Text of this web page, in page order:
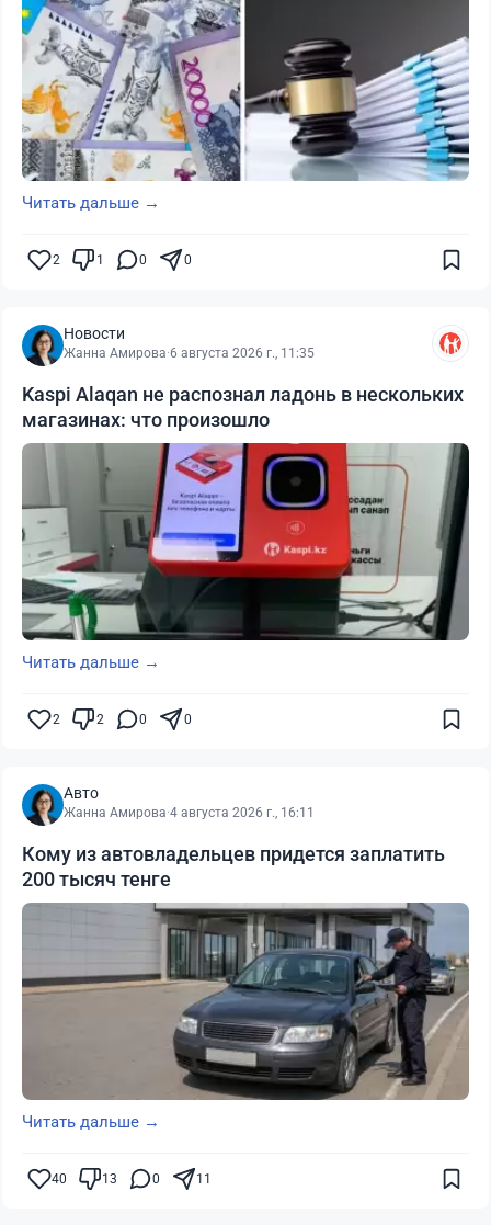
Читать дальше →
2 1 0 0
Новости
Жанна Амирова·6 августа 2026 г., 11:35
Kaspi Alaqan не распознал ладонь в нескольких
магазинах: что произошло
Читать дальше →
2 2 0 0
Авто
Жанна Амирова·4 августа 2026 г., 16:11
Кому из автовладельцев придется заплатить
200 тысяч тенге
Читать дальше →
40 13 0 11